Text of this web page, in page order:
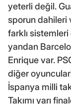
yeterli değil.
sporun dahileri
farklı
yandan
Enrique var.
diğer
İspanya milli
Takımı yarı